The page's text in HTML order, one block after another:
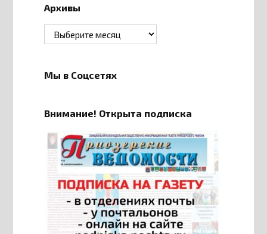
Архивы
Архивы
Мы в Соцсетях
Внимание! Открыта подписка